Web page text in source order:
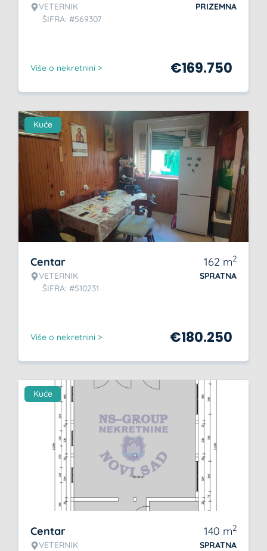
VETERNIK
ŠIFRA: #569307
PRIZEMNA
Više o nekretnini > €169.750
Kuće
Centar
VETERNIK
ŠIFRA: #510231
162 m2
SPRATNA
Više o nekretnini > €180.250
Kuće
Centar
VETERNIK
140 m2
SPRATNA